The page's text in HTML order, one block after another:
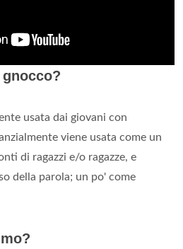
usata dai giovani con
viene usata come un
di ragazzi e/o ragazze, e
della parola; un po' come